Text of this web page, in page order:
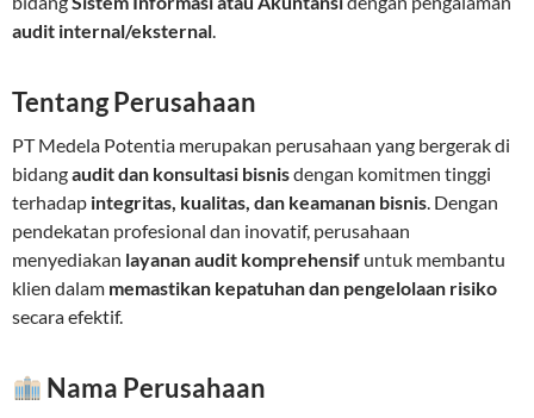
audit internal/eksternal.
Tentang Perusahaan
PT Medela Potentia merupakan perusahaan yang bergerak di
bidangaudit dan konsultasi bisnisdengan komitmen tinggi
terhadap integritas, kualitas, dan keamanan bisnis. Dengan
pendekatan profesional dan inovatif, perusahaan
menyediakan layanan audit komprehensif untuk membantu
klien dalam memastikan kepatuhan dan pengelolaan risiko
secara efektif.
Nama Perusahaan